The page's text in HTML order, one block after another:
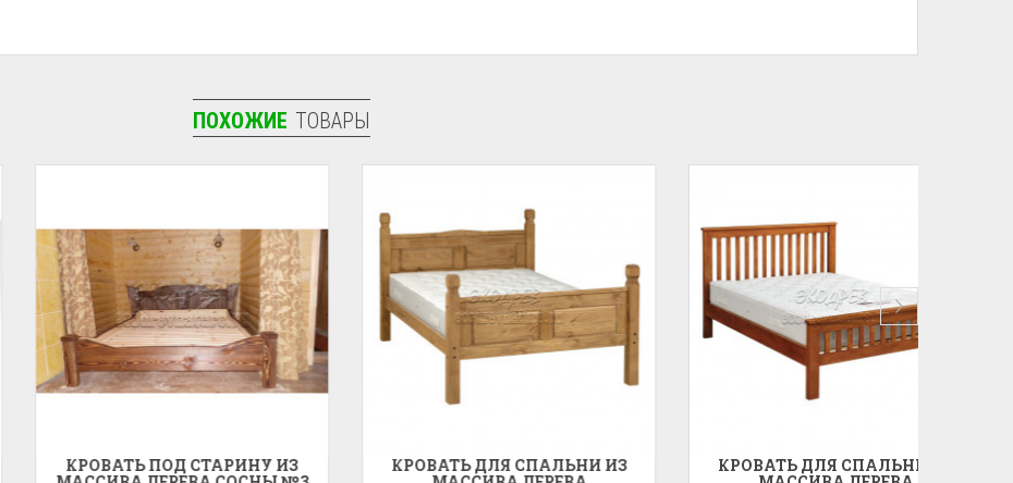
ПОХОЖИЕ ТОВАРЫ
КРОВАТЬ ПОД СТАРИНУ ИЗ КРОВАТЬ ДЛЯ СПАЛЬНИ ИЗ КРОВАТЬ ДЛЯ СПАЛЬНИ ИЗ